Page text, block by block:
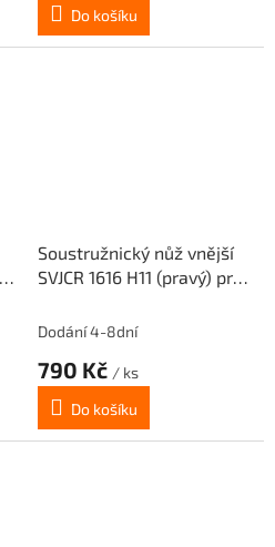
Do košíku
Soustružnický nůž vnější
SVJCR 1616 H11 (pravý) pro
Dodání 4-8dní
790 Kč / ks
Do košíku